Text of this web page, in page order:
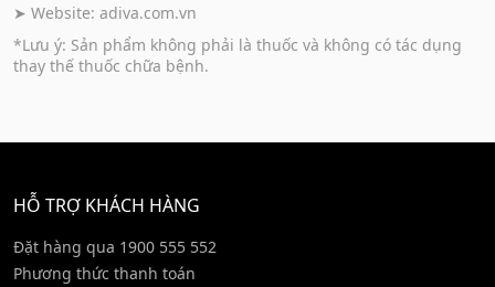
➤ Website: adiva.com.vn
*Lưu ý: Sản phẩm không phải là thuốc và không có tác dụng
thay thế thuốc chữa bệnh.
HỖ TRỢ KHÁCH HÀNG
Đặt hàng qua 1900 555 552
Phương thức thanh toán